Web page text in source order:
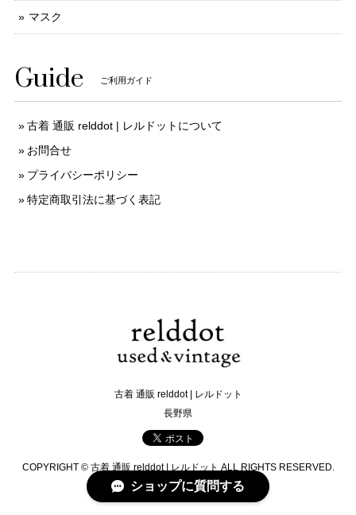
マスク
Guide ご利用ガイド
古着 通販 relddot | レルドットについて
お問合せ
プライバシーポリシー
特定商取引法に基づく表記
古着 通販 relddot | レルドット
長野県
COPYRIGHT © 古着 通販 relddot | レルドット ALL RIGHTS RESERVED.
ショップに質問する